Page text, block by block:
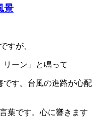
景
すが、
リーン」と鳴って
です。台風の進路が心配
葉です。心に響きます